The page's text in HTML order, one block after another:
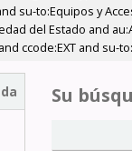
su-to:Equipos y
del Estado and
ccode:EXT and su-
Su